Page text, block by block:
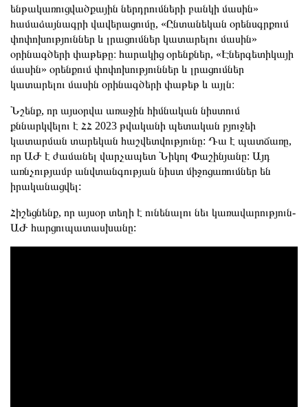
ենթակառուցվածքային ներդրումների բանկի մասին»
համաձայնագրի վավերացումը, «Ընտանեկան օրենսգրքում
փոփոխություններ և լրացումներ կատարելու մասին»
օրինագծերի փաթեթը։ հարակից օրենքներ, «Էներգետիկայի
մասին» օրենքում փոփոխություններ և լրացումներ
կատարելու մասին օրինագծերի փաթեթ և այլն։
Նշենք, որ այսօրվա առաջին հիմնական նիստում
քննարկվելու է ՀՀ 2023 թվականի պետական բյուջեի
կատարման տարեկան հաշվետվությունը: Դա է պատճառը,
որ ԱԺ է ժամանել վարչապետ Նիկոլ Փաշինյանը: Այդ
առնչությամբ անվտանգության նիստ միջոցառումներ են
իրականացվել:
Հիշեցնենք, որ այսօր տեղի է ունենալու նեւ կառավարություն-
ԱԺ հարցուպատասխանը: